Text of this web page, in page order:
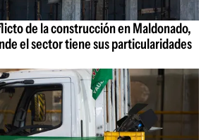
de la construcción en Maldonado,
el sector tiene sus particularidades